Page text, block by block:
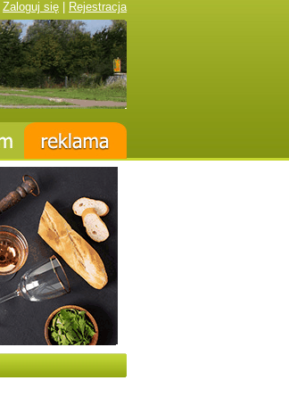
Zaloguj się Rejestracja